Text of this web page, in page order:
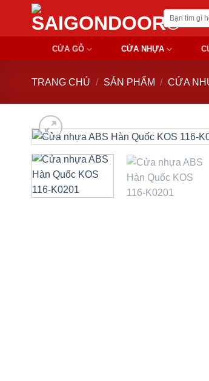
Chuyển
nội
Tìm
kiếm:
CỬA GỖ CỬA NHỰA
TRANG CHỦ / SẢN PHẨM / CỬA